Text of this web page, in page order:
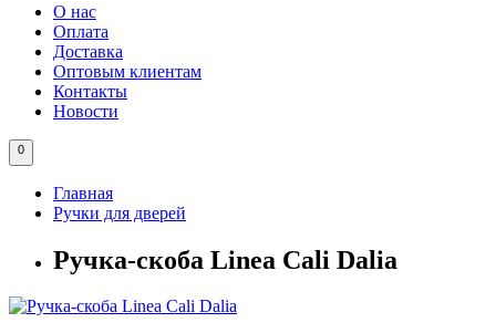
О нас
Оплата
Доставка
Оптовым клиентам
Контакты
Новости
0
Главная
Ручки для дверей
Ручка-скоба Linea Cali Dalia